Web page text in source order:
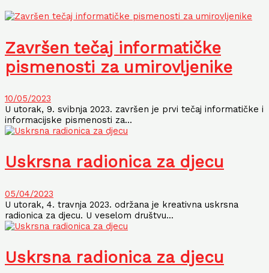
Završen tečaj informatičke
pismenosti za umirovljenike
10/05/2023
U utorak, 9. svibnja 2023. završen je prvi tečaj informatičke i
informacijske pismenosti za...
Uskrsna radionica za djecu
05/04/2023
U utorak, 4. travnja 2023. održana je kreativna uskrsna
radionica za djecu. U veselom društvu...
Uskrsna radionica za djecu